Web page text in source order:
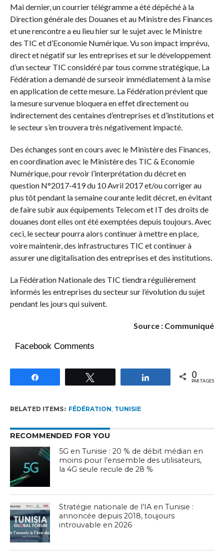
Mai dernier, un courrier télégramme a été dépêché à la
Direction générale des Douanes et au Ministre des Finances
et une rencontre a eu lieu hier sur le sujet avec le Ministre
des TIC et d’Economie Numérique. Vu son impact imprévu,
direct et négatif sur les entreprises et sur le développement
d’un secteur TIC considéré par tous comme stratégique, La
Fédération a demandé de surseoir immédiatement à la mise
en application de cette mesure. La Fédération prévient que
la mesure survenue bloquera en effet directement ou
indirectement des centaines d’entreprises et d’institutions et
le secteur s’en trouvera très négativement impacté.
Des échanges sont en cours avec le Ministère des Finances,
en coordination avec le Ministère des TIC & Economie
Numérique, pour revoir l’interprétation du décret en
question N°2017-419 du 10 Avril 2017 et/ou corriger au
plus tôt pendant la semaine courante ledit décret, en évitant
de faire subir aux équipements Telecom et IT des droits de
douanes dont elles ont été exemptées depuis toujours. Avec
ceci, le secteur pourra alors continuer à mettre en place,
voire maintenir, des infrastructures TIC et continuer à
assurer une digitalisation des entreprises et des institutions.
La Fédération Nationale des TIC tiendra régulièrement
informés les entreprises du secteur sur l’évolution du sujet
pendant les jours qui suivent.
Source : Communiqué
Facebook Comments
Partagez 0
PARTAGES
RELATED ITEMS: FÉDÉRATION, TUNISIE
RECOMMENDED FOR YOU
5G en Tunisie : 20 % de débit médian en
moins pour l’ensemble des utilisateurs,
la 4G seule recule de 28 %
Stratégie nationale de l’IA en Tunisie :
annoncée depuis 2018, toujours
introuvable en 2026